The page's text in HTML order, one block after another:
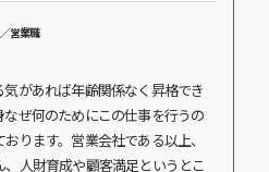
営業職
があれば年齢関係なく昇格でき
ぜ何のためにこの仕事を行うの
ります。営業会社である以上、
人財育成や顧客満足というとこ